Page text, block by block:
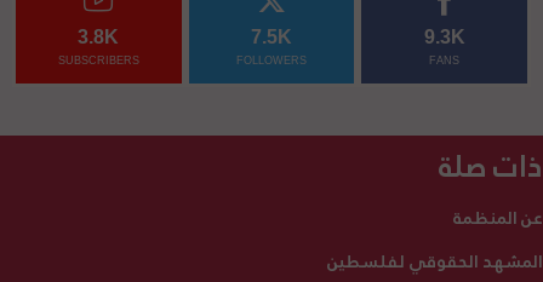
9.3K
FANS
7.5K
FOLLOWERS
3.8K
SUBSCRIBERS
ذات صلة
عن المنظمة
المشهد الحقوقي لفلسطين